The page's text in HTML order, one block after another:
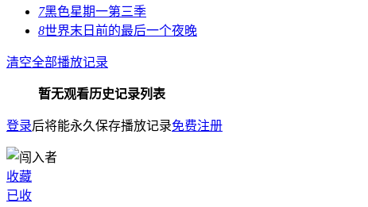
7黑色星期一第三季
8世界末日前的最后一个夜晚
清空全部播放记录
暂无观看历史记录列表
登录后将能永久保存播放记录免费注册
收藏
已收